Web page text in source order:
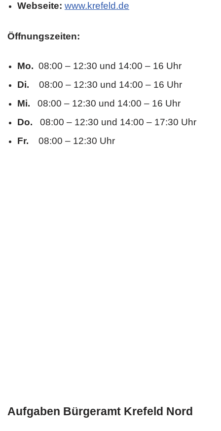
Webseite: www.krefeld.de
Öffnungszeiten:
Mo. 08:00 – 12:30 und 14:00 – 16 Uhr
Di. 08:00 – 12:30 und 14:00 – 16 Uhr
Mi. 08:00 – 12:30 und 14:00 – 16 Uhr
Do. 08:00 – 12:30 und 14:00 – 17:30 Uhr
Fr. 08:00 – 12:30 Uhr
Aufgaben Bürgeramt Krefeld Nord